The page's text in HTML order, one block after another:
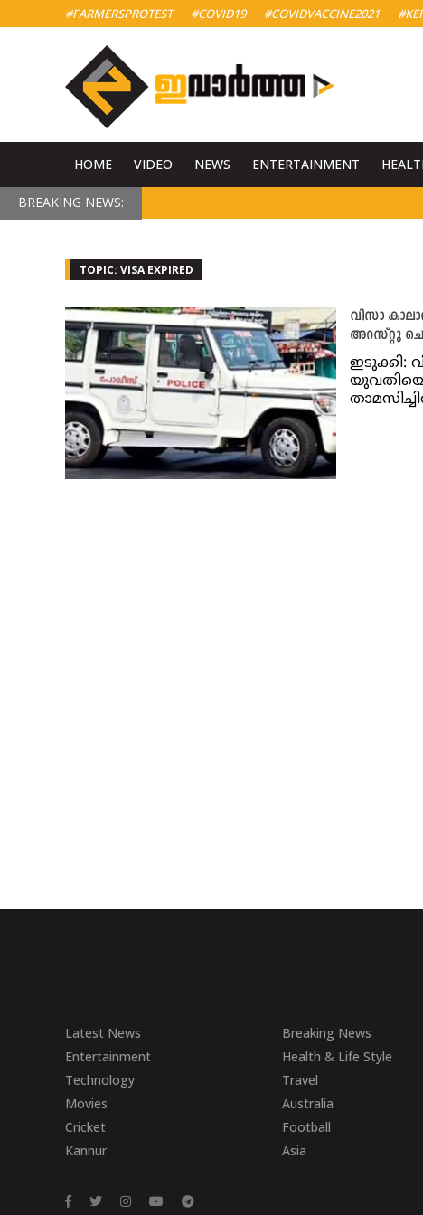
#FARMERSPROTEST #COVID19 #COVIDVACCINE2021
HOME VIDEO NEWS ENTERTAINMENT
BREAKING NEWS:
TOPIC: VISA EXPIRED
വിസാ
അറസ്റ്റു
ഇടുക്കി:
യുവതിയെ
Latest News Breaking News
Entertainment
Health & Life Style
Technology
Travel
Movies
Australia
Cricket
Football
Kannur
Asia